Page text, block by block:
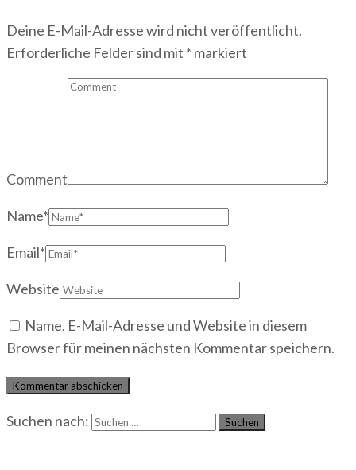
Deine E-Mail-Adresse wird nicht veröffentlicht.
Erforderliche Felder sind mit * markiert
Comment
Name*
Email*
Website
Name, E-Mail-Adresse und Website in diesem
Browser für meinen nächsten Kommentar speichern.
Suchen nach: